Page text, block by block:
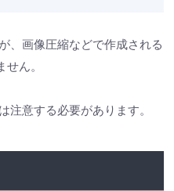
、画像圧縮などで作成される
せん。
注意する必要があります。